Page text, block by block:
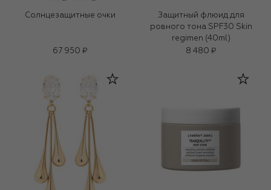
Солнцезащитные очки
67 950 ₽
Защитный флюид для
ровного тона SPF30 Skin
regimen (40ml)
8 480 ₽